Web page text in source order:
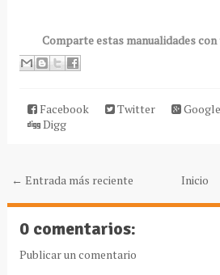
Comparte estas manualidades
Facebook Twitter
Digg
← Entrada más reciente Inicio
0 comentarios:
Publicar un comentario